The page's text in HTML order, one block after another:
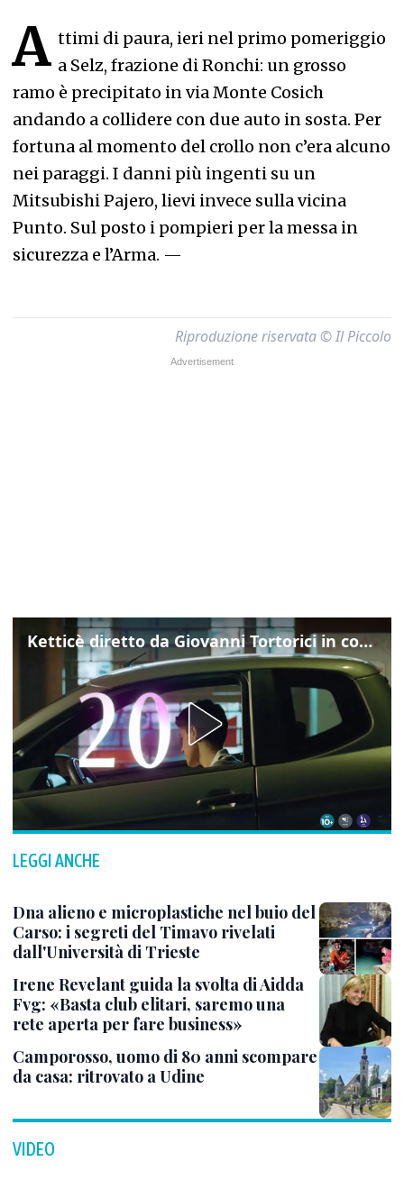
A ttimi di paura, ieri nel primo pomeriggio
a Selz, frazione di Ronchi: un grosso
ramo è precipitato in via Monte Cosich
andando a collidere con due auto in sosta. Per
fortuna al momento del crollo non c’era alcuno
nei paraggi. I danni più ingenti su un
Mitsubishi Pajero, lievi invece sulla vicina
Punto. Sul posto i pompieri per la messa in
sicurezza e l’Arma. —
Riproduzione riservata © Il Piccolo
Ketticè diretto da Giovanni Tortorici in concorso al Locarno Film Festival
LEGGI ANCHE
Dna alieno e microplastiche nel buio del
Carso: i segreti del Timavo rivelati
dall'Università di Trieste
Irene Revelant guida la svolta di Aidda
Fvg: «Basta club elitari, saremo una
rete aperta per fare business»
Camporosso, uomo di 80 anni scompare
da casa: ritrovato a Udine
VIDEO